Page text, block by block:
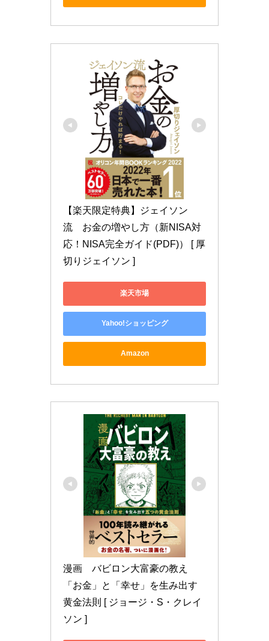
【楽天限定特典】ジェイソン
流　お金の増やし方（新NISA対
応！NISA完全ガイド(PDF)） [ 厚
切りジェイソン ]
楽天市場
Yahoo!ショッピング
Amazon
漫画　バビロン大富豪の教え
「お金」と「幸せ」を生み出す
黄金法則 [ ジョージ・S・クレイ
ソン ]